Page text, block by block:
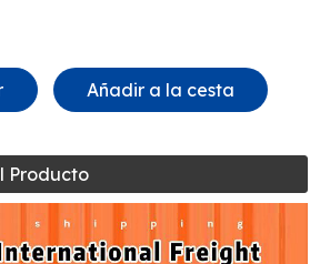
Añadir a la cesta
Producto